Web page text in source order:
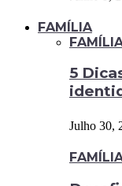
FAMÍLIA
5
Julho 30,